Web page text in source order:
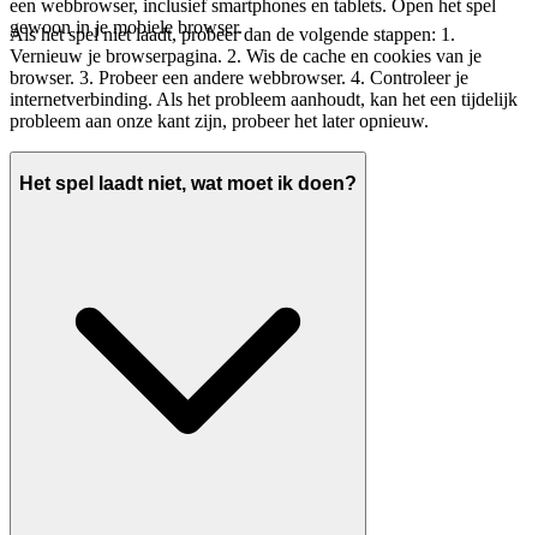
een webbrowser, inclusief smartphones en tablets. Open het spel
gewoon in je mobiele browser.
Als het spel niet laadt, probeer dan de volgende stappen: 1.
Vernieuw je browserpagina. 2. Wis de cache en cookies van je
browser. 3. Probeer een andere webbrowser. 4. Controleer je
internetverbinding. Als het probleem aanhoudt, kan het een tijdelijk
probleem aan onze kant zijn, probeer het later opnieuw.
Het spel laadt niet, wat moet ik doen?